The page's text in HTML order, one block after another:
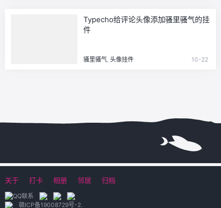
Typecho给评论头像添加骚里骚气的挂
件
骚里骚气, 头像挂件 10-22
关于 打卡 相册 邻居 归档
赣ICP备19008729号-2.